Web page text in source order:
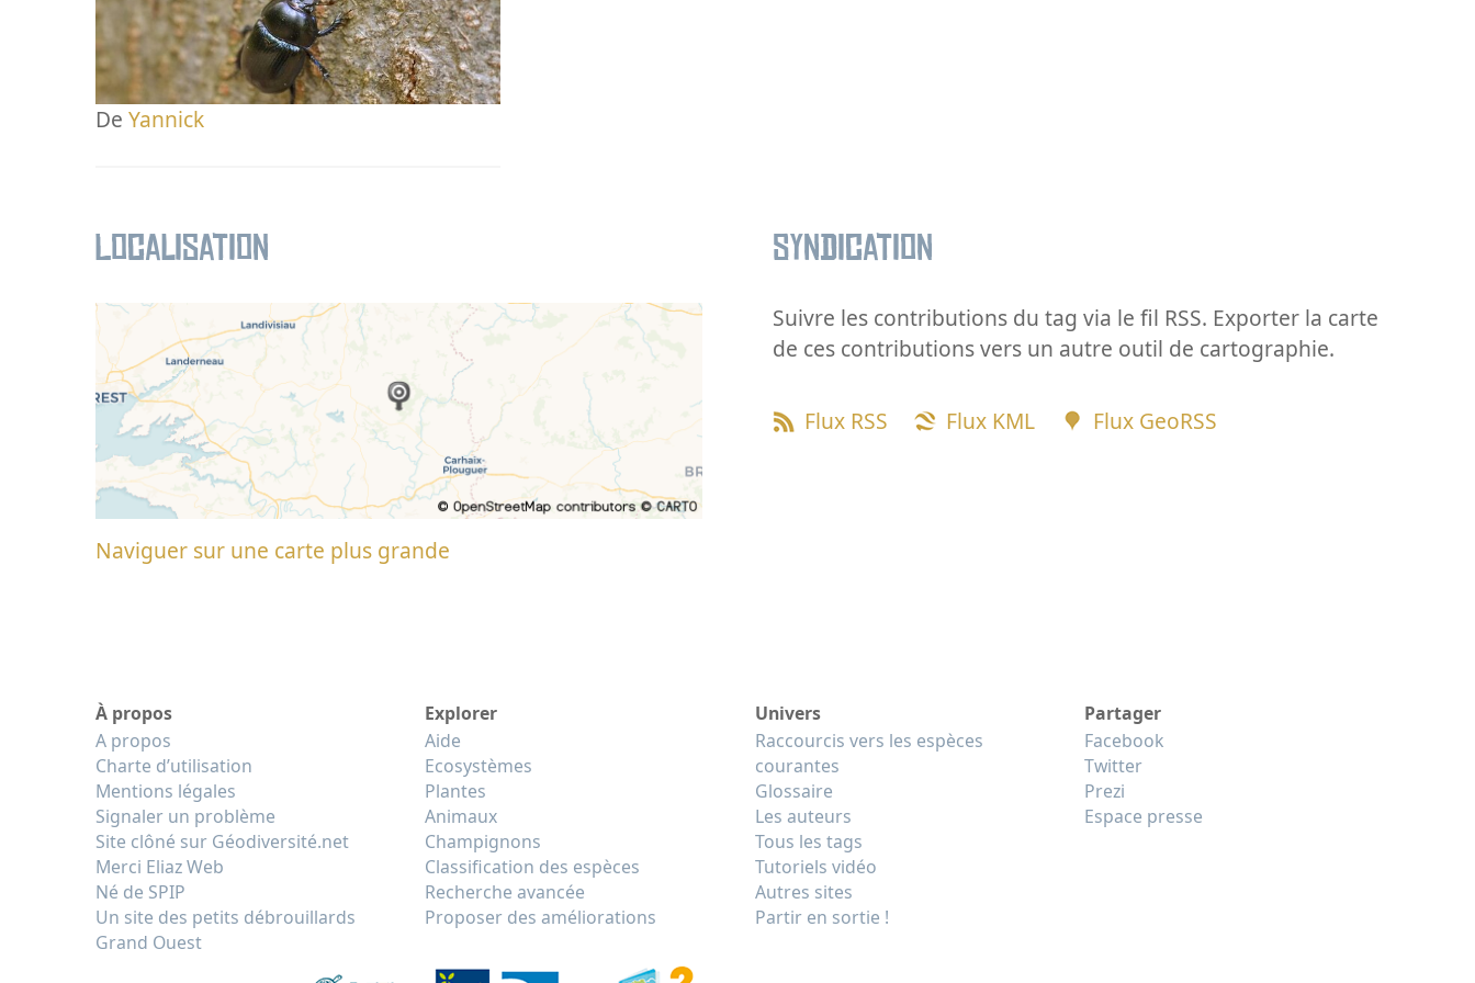
De Yannick
Localisation
Naviguer sur une carte plus grande
Syndication
Suivre les contributions du tag via le fil RSS. Exporter la carte
de ces contributions vers un autre outil de cartographie.
Flux RSS Flux KML Flux GeoRSS
À propos
A propos
Charte d’utilisation
Mentions légales
Signaler un problème
Site clôné sur Géodiversité.net
Merci Eliaz Web
Né de SPIP
Un site des petits débrouillards
Grand Ouest
Explorer
Aide
Ecosystèmes
Plantes
Animaux
Champignons
Classification des espèces
Recherche avancée
Proposer des améliorations
Univers
Raccourcis vers les espèces
courantes
Glossaire
Les auteurs
Tous les tags
Tutoriels vidéo
Autres sites
Partir en sortie !
Partager
Facebook
Twitter
Prezi
Espace presse